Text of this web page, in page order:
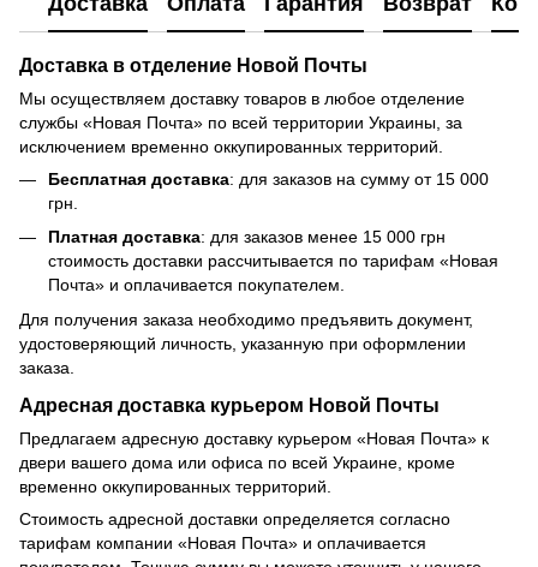
Доставка в отделение Новой Почты
Мы осуществляем доставку товаров в любое отделение
службы «Новая Почта» по всей территории Украины, за
исключением временно оккупированных территорий.
Бесплатная доставка: для заказов на сумму от 15 000
грн.
Платная доставка: для заказов менее 15 000 грн
стоимость доставки рассчитывается по тарифам «Новая
Почта» и оплачивается покупателем.
Для получения заказа необходимо предъявить документ,
удостоверяющий личность, указанную при оформлении
заказа.
Адресная доставка курьером Новой Почты
Предлагаем адресную доставку курьером «Новая Почта» к
двери вашего дома или офиса по всей Украине, кроме
временно оккупированных территорий.
Стоимость адресной доставки определяется согласно
тарифам компании «Новая Почта» и оплачивается